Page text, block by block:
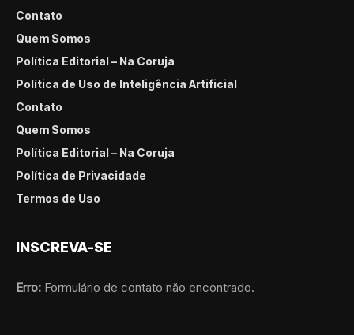
Contato
Quem Somos
Política Editorial – Na Coruja
Política de Uso de Inteligência Artificial
Contato
Quem Somos
Política Editorial – Na Coruja
Política de Privacidade
Termos de Uso
INSCREVA-SE
Erro: Formulário de contato não encontrado.